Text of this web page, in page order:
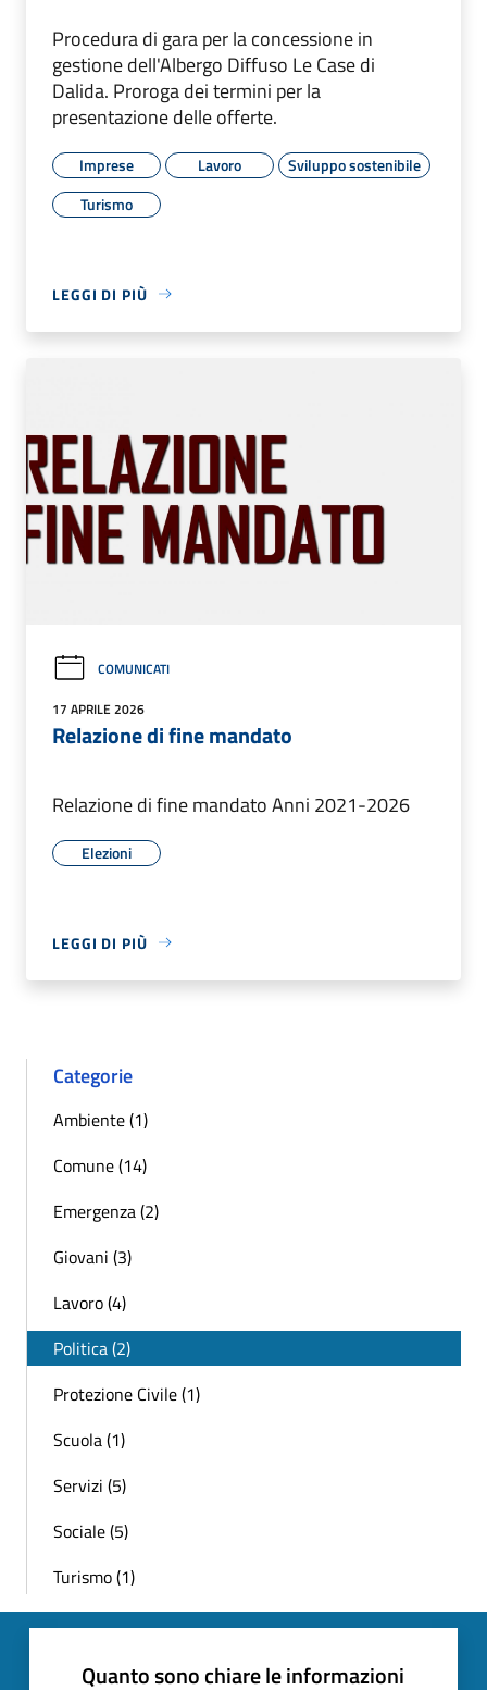
Procedura di gara per la concessione in
gestione dell'Albergo Diffuso Le Case di
Dalida. Proroga dei termini per la
presentazione delle offerte.
Imprese Lavoro
Sviluppo sostenibile
Turismo
LEGGI DI PIÙ
COMUNICATI
17 APRILE 2026
Relazione di fine mandato
Relazione di fine mandato Anni 2021-2026
Elezioni
LEGGI DI PIÙ
Categorie
Ambiente (1)
Comune (14)
Emergenza (2)
Giovani (3)
Lavoro (4)
Politica (2)
Protezione Civile (1)
Scuola (1)
Servizi (5)
Sociale (5)
Turismo (1)
Quanto sono chiare le informazioni